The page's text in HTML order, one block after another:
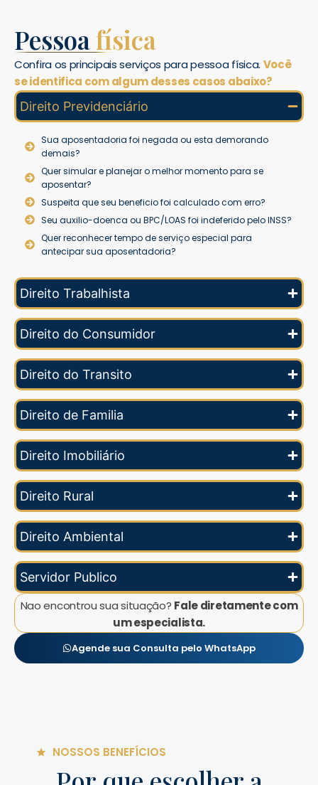
Pessoafísica
Confira os principais serviços para pessoa física. Você
se identifica com algum desses casos abaixo?
Direito Previdenciário
Sua aposentadoria foi negada ou esta demorando
demais?
Quer simular e planejar o melhor momento para se
aposentar?
Suspeita que seu beneficio foi calculado com erro?
Seu auxilio-doenca ou BPC/LOAS foi indeferido pelo INSS?
Quer reconhecer tempo de serviço especial para
antecipar sua aposentadoria?
Direito Trabalhista
Direito do Consumidor
Direito do Transito
Direito de Familia
Direito Imobiliário
Direito Rural
Direito Ambiental
Servidor Publico
Nao encontrou sua situação? Fale diretamente com
um especialista.
Agende sua Consulta pelo WhatsApp
NOSSOS BENEFÍCIOS